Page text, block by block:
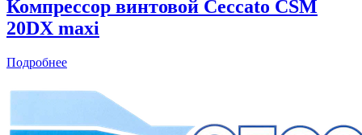
Компрессор винтовой Ceccato CSM
20DX maxi
Подробнее